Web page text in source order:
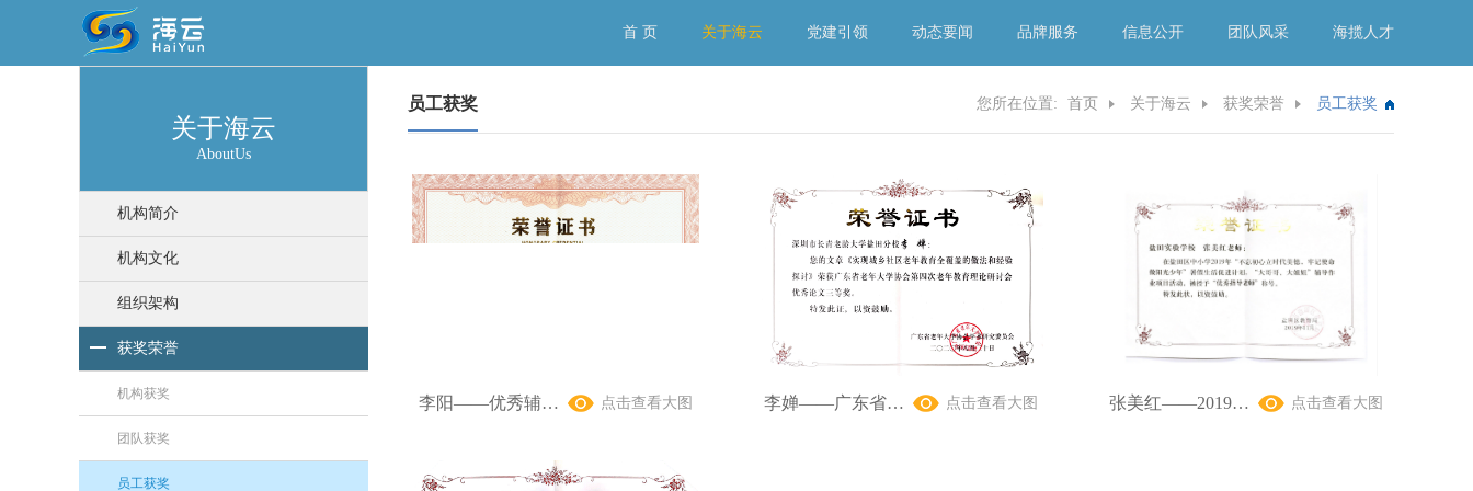
首 页 关于海云 党建引领 动态要闻 品牌服务 信息公开 团队风采 海揽人才
关于海云
AboutUs
机构简介
机构文化
组织架构
获奖荣誉
机构获奖
团队获奖
员工获奖
您所在位置: 首页 关于海云 获奖荣誉 员工获奖
员工获奖
李阳——优秀辅导教师 点击查看大图 李婵——广东省老年大学协会第四次老年教育理论研讨会优秀论文三等奖 点击查看大图 张美红——2019暑假生活促进计划优秀指导教师 点击查看大图